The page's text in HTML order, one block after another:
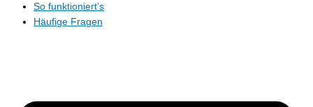
So funktioniert’s
Häufige Fragen